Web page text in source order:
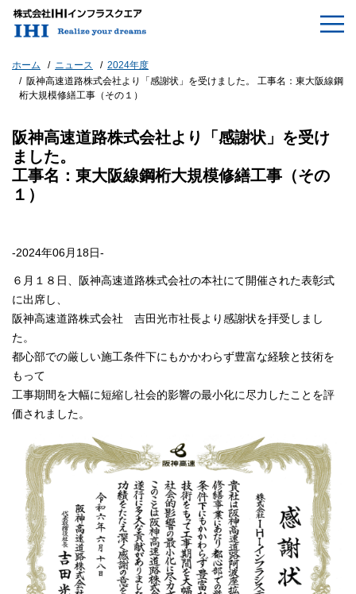
ホーム ニュース
2024年度
阪神高速道路株式会社より「感謝状」を受けました。 工事名：東大阪線鋼
桁大規模修繕工事（その１）
阪神高速道路株式会社より「感謝状」を受け
ました。
工事名：東大阪線鋼桁大規模修繕工事（その
１）
-2024年06月18日-
６月１８日、阪神高速道路株式会社の本社にて開催された表彰式
に出席し、
阪神高速道路株式会社 吉田光市社長より感謝状を拝受しまし
た。
都心部での厳しい施工条件下にもかかわらず豊富な経験と技術を
もって
工事期間を大幅に短縮し社会的影響の最小化に尽力したことを評
価されました。